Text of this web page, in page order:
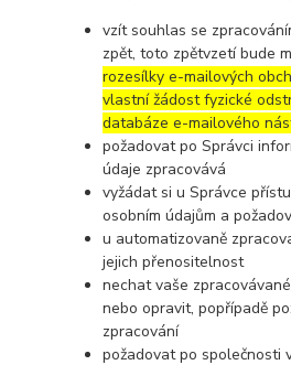
vzít souhlas se
zpět, toto zpětvzetí bude
rozesílky e-mailových
vlastní žádost fyzické
databáze e-mailového
požadovat po Správci
údaje zpracovává
vyžádat si u Správce
osobním údajům a
u automatizovaně
jejich přenositelnost
nechat vaše
nebo opravit, popřípadě
zpracování
požadovat po společnosti